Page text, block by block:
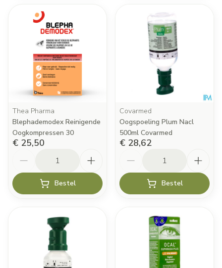
Thea Pharma
Blephademodex Reinigende
Oogkompressen 30
€ 25,50
Bestel
Covarmed
Oogspoeling Plum Nacl
500ml Covarmed
€ 28,62
Bestel